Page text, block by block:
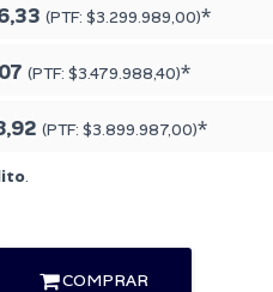
(PTF: $3.299.989,00)*
(PTF: $3.479.988,40)*
(PTF: $3.899.987,00)*
COMPRAR